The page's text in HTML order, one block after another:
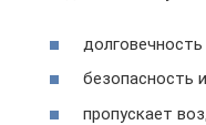
безопасность
пропускает